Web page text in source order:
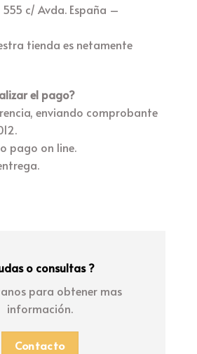
c/ Avda. España –
tienda es netamente
el pago?
enviando comprobante
pago on line.
o consultas ?
para obtener mas
información.
Contacto